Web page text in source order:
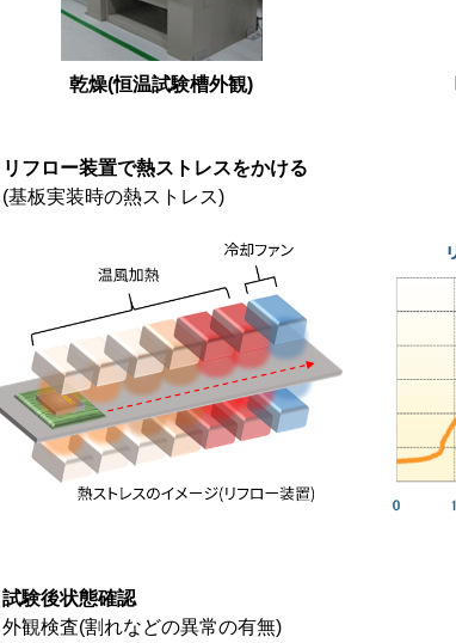
乾燥(恒温試験槽外観)
リフロー装置で熱ストレスをかける
(基板実装時の熱ストレス)
試験後状態確認
外観検査(割れなどの異常の有無)